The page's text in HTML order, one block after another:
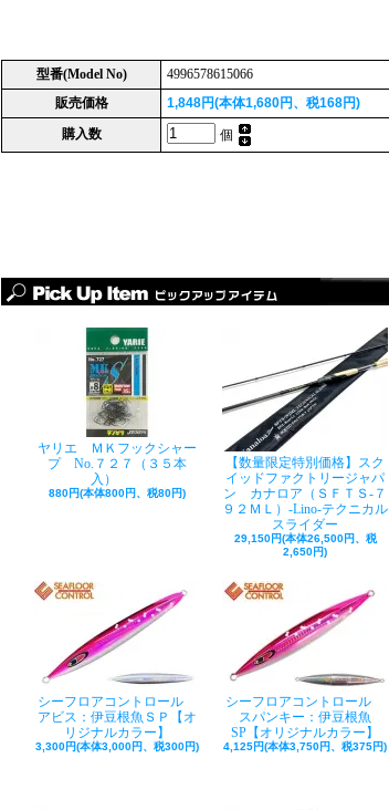
型番(Model No)
4996578615066
販売価格
1,848円(本体1,680円、税168円)
購入数
個
ヤリエ ＭＫフックシャー
プ No.７２７（３５本
入）
880円(本体800円、税80円)
【数量限定特別価格】スク
イッドファクトリージャパ
ン カナロア（ＳＦＴＳ-７
９２ＭＬ）-Lino-テクニカル
スライダー
29,150円(本体26,500円、税
2,650円)
シーフロアコントロール
アビス：伊豆根魚ＳＰ【オ
リジナルカラー】
3,300円(本体3,000円、税300円)
シーフロアコントロール
スパンキー：伊豆根魚
SP【オリジナルカラー】
4,125円(本体3,750円、税375円)